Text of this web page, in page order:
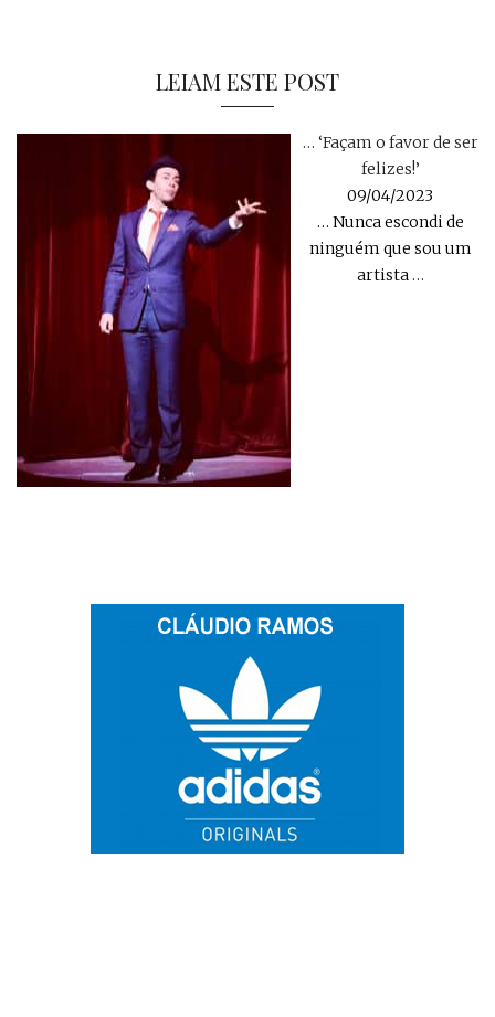
LEIAM ESTE POST
… ‘Façam o favor de ser
felizes!’
09/04/2023
… Nunca escondi de
ninguém que sou um
artista…